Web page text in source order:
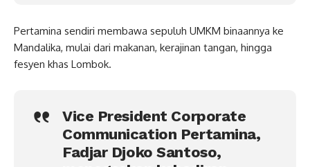
Pertamina sendiri membawa sepuluh UMKM binaannya ke
Mandalika, mulai dari makanan, kerajinan tangan, hingga
fesyen khas Lombok.
Vice President Corporate
Communication Pertamina,
Fadjar Djoko Santoso,